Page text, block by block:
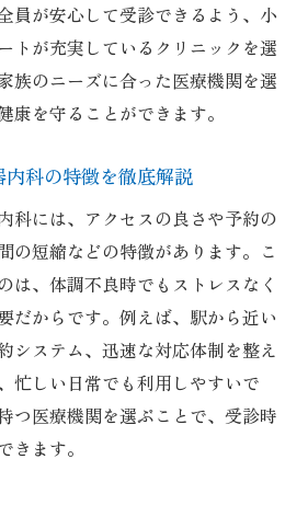
員が安心して受診できるよう、小
トが充実しているクリニックを選
族のニーズに合った医療機関を選
康を守ることができます。
科の特徴を徹底解説
科には、アクセスの良さや予約の
の短縮などの特徴があります。こ
は、体調不良時でもストレスなく
だからです。例えば、駅から近い
システム、迅速な対応体制を整え
忙しい日常でも利用しやすいで
つ医療機関を選ぶことで、受診時
きます。